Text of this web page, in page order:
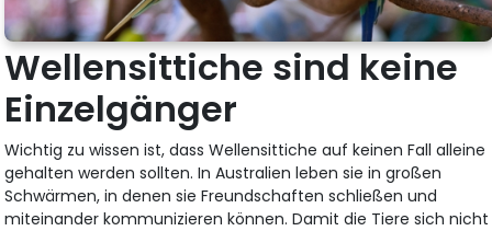
Wellensittiche sind keine
Einzelgänger
Wichtig zu wissen ist, dass Wellensittiche auf keinen Fall alleine
gehalten werden sollten. In Australien leben sie in großen
Schwärmen, in denen sie Freundschaften schließen und
miteinander kommunizieren können. Damit die Tiere sich nicht